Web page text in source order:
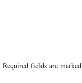
Required fields are marked